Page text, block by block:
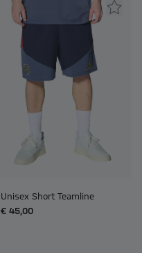
Unisex Short Teamline
€ 45,00